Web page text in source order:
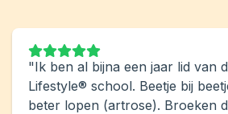
"Ik ben al bijna een jaar lid van
Lifestyle® school. Beetje bij
beter lopen (artrose). Broeken